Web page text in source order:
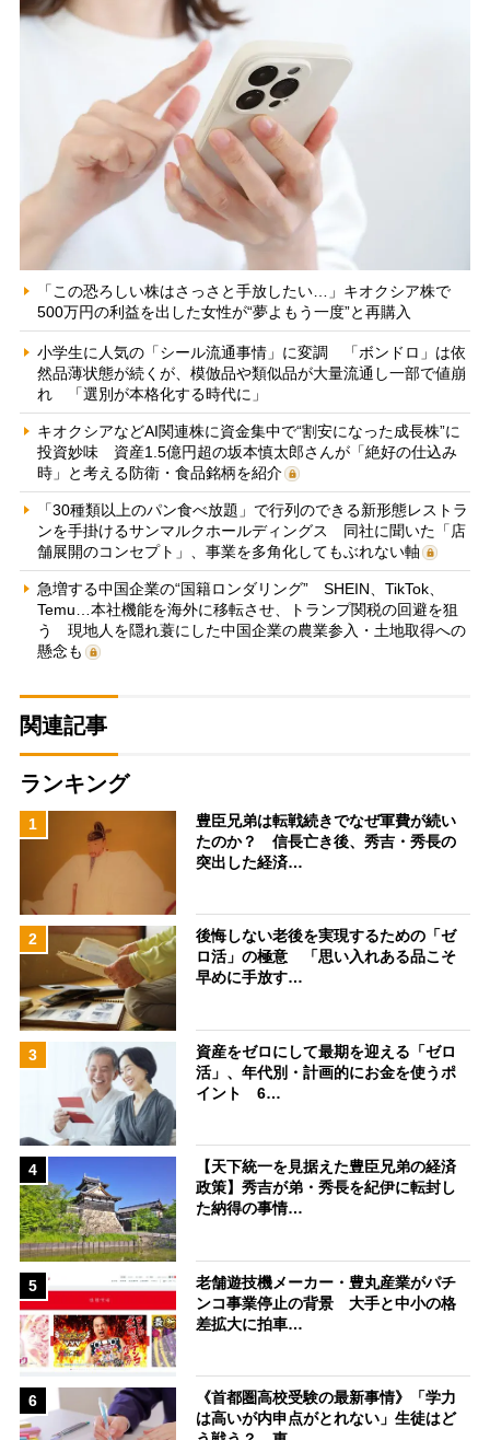
「この恐ろしい株はさっさと手放したい…」キオクシア株で
500万円の利益を出した女性が“夢よもう一度”と再購入
小学生に人気の「シール流通事情」に変調 「ボンドロ」は依
然品薄状態が続くが、模倣品や類似品が大量流通し一部で値崩
れ 「選別が本格化する時代に」
キオクシアなどAI関連株に資金集中で“割安になった成長株”に
投資妙味 資産1.5億円超の坂本慎太郎さんが「絶好の仕込み
時」と考える防衛・食品銘柄を紹介
「30種類以上のパン食べ放題」で行列のできる新形態レストラ
ンを手掛けるサンマルクホールディングス 同社に聞いた「店
舗展開のコンセプト」、事業を多角化してもぶれない軸
急増する中国企業の“国籍ロンダリング” SHEIN、TikTok、
Temu…本社機能を海外に移転させ、トランプ関税の回避を狙
う 現地人を隠れ蓑にした中国企業の農業参入・土地取得への
懸念も
関連記事
ランキング
1
豊臣兄弟は転戦続きでなぜ軍費が続い
たのか？ 信長亡き後、秀吉・秀長の
突出した経済…
2
後悔しない老後を実現するための「ゼ
ロ活」の極意 「思い入れある品こそ
早めに手放す…
3
資産をゼロにして最期を迎える「ゼロ
活」、年代別・計画的にお金を使うポ
イント 6…
4
【天下統一を見据えた豊臣兄弟の経済
政策】秀吉が弟・秀長を紀伊に転封し
た納得の事情…
5
老舗遊技機メーカー・豊丸産業がパチ
ンコ事業停止の背景 大手と中小の格
差拡大に拍車…
6
《首都圏高校受験の最新事情》「学力
は高いが内申点がとれない」生徒はど